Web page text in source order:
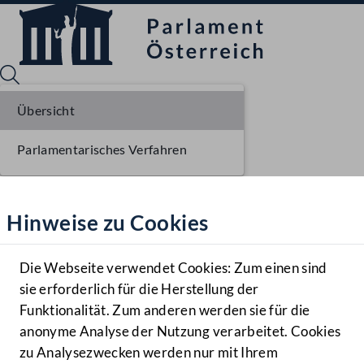
Hilfe
Benutzer
Navigationsmenü öffnen
MENÜ
Hinweise zu Cookies
Die Webseite verwendet Cookies: Zum einen sind
sie erforderlich für die Herstellung der
Funktionalität. Zum anderen werden sie für die
anonyme Analyse der Nutzung verarbeitet. Cookies
zu Analysezwecken werden nur mit Ihrem
Übersicht
Parlamentarisches Verfahren